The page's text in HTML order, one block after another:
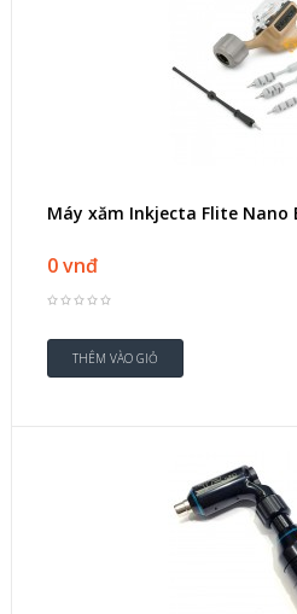
Máy xăm Inkjecta Flite Nano
0 vnđ